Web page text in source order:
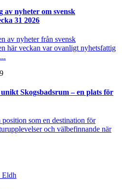
av nyheter om svensk
31 2026
av nyheter från svensk
här veckan var ovanligt nyhetsfattig
Skogsbadsrum – en plats för
position som en destination för
och välbefinnande när